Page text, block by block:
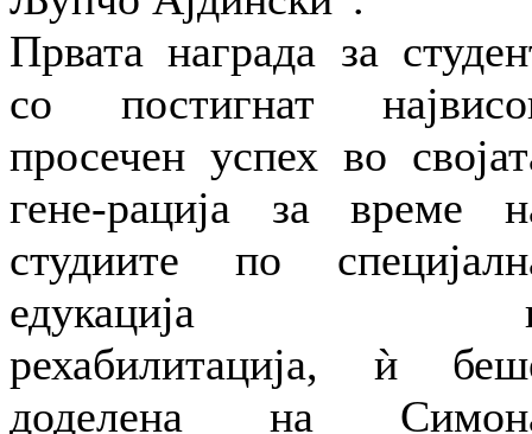
Првата награда за
со постигнат
просечен успех во
гене-рација за време
студиите по
едукација
рехабилитација, ѝ
доделена на